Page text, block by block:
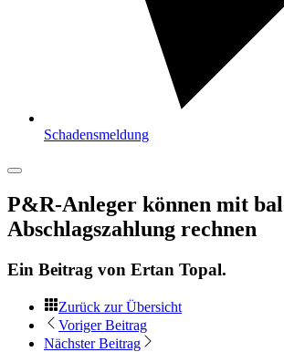
Schadensmeldung
P&R-Anleger können mit
Abschlagszahlung rechnen
Ein Beitrag von Ertan Topal.
Zurück zur Übersicht
Voriger Beitrag
Nächster Beitrag